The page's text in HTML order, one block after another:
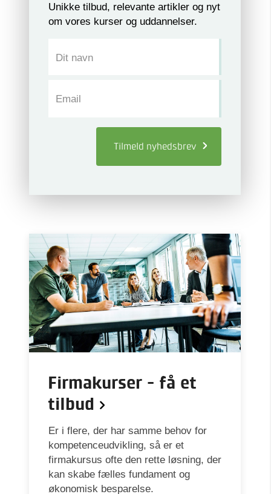
Unikke tilbud, relevante artikler og nyt
om vores kurser og uddannelser.
Dit navn
Email
Tilmeld nyhedsbrev
Firmakurser - få et
tilbud
Er i flere, der har samme behov for
kompetenceudvikling, så er et
firmakursus ofte den rette løsning, der
kan skabe fælles fundament og
økonomisk besparelse.